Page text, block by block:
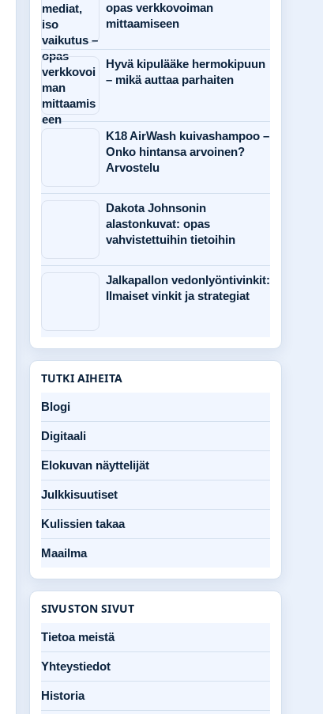
opas verkkovoiman
mittaamiseen
Hyvä kipulääke hermokipuun
– mikä auttaa parhaiten
K18 AirWash kuivashampoo –
Onko hintansa arvoinen?
Arvostelu
Dakota Johnsonin
alastonkuvat: opas
vahvistettuihin tietoihin
Jalkapallon vedonlyöntivinkit:
Ilmaiset vinkit ja strategiat
TUTKI AIHEITA
Blogi
Digitaali
Elokuvan näyttelijät
Julkkisuutiset
Kulissien takaa
Maailma
SIVUSTON SIVUT
Tietoa meistä
Yhteystiedot
Historia